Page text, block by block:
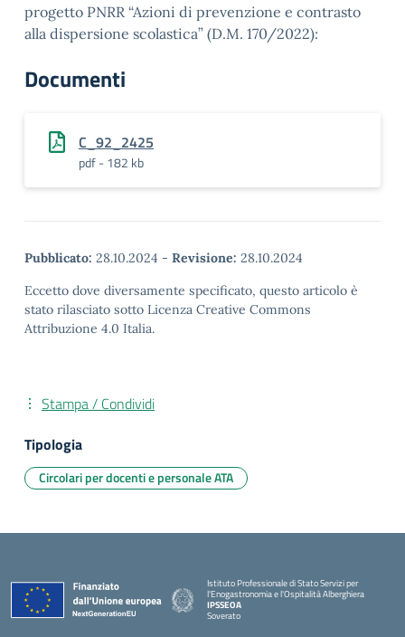
progetto PNRR “Azioni di prevenzione e contrasto
alla dispersione scolastica” (D.M. 170/2022):
Documenti
C_92_2425
pdf - 182 kb
Pubblicato: 28.10.2024 - Revisione: 28.10.2024
Eccetto dove diversamente specificato, questo articolo è
stato rilasciato sotto Licenza Creative Commons
Attribuzione 4.0 Italia.
Stampa / Condividi
Tipologia
Circolari per docenti e personale ATA
Istituto Professionale di Stato Servizi per
l'Enogastronomia e l'Ospitalità Alberghiera
IPSSEOA
Soverato